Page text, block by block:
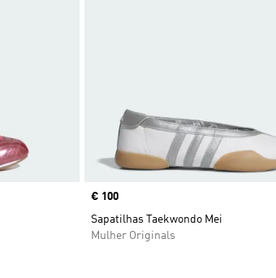
Price
€ 100
Sapatilhas Taekwondo Mei
Mulher Originals